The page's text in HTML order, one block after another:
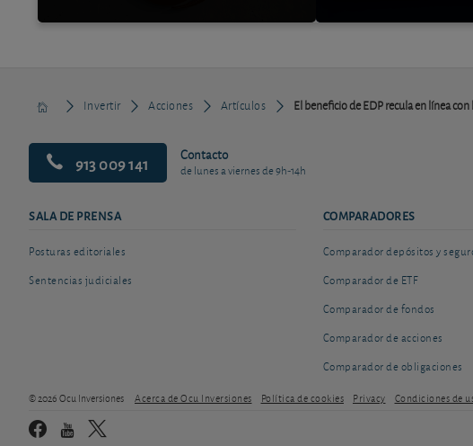
Invertir Acciones Artículos El beneficio de EDP recula en línea
913 009 141 Contacto
de lunes a viernes de 9h-14h
SALA DE PRENSA
Posturas editoriales
Sentencias judiciales
COMPARADORES
Comparador depósitos y
Comparador de ETF
Comparador de fondos
Comparador de acciones
Comparador de obligaciones
© 2026 Ocu Inversiones Acerca de Ocu Inversiones Política de cookies Privacy Condiciones de